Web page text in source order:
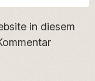
in diesem